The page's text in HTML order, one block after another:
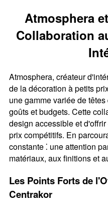
Atmosphera
Collaboration
Atmosphera, créateur
de la décoration à petits
une gamme variée de
goûts et budgets. Cette
design accessible et
prix compétitifs. En
constante ⁚ une attention
matériaux, aux finitions et
Les Points Forts de
Centrakor